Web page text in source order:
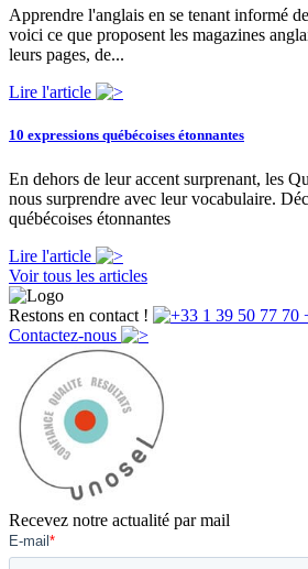
Apprendre l'anglais en se tenant informé
voici ce que proposent les magazines
leurs pages, de...
Lire l'article
10 expressions québécoises étonnantes
En dehors de leur accent surprenant, les
nous surprendre avec leur vocabulaire.
québécoises étonnantes
Lire l'article
Voir tous les articles
Restons en contact !
Contactez-nous
Recevez notre actualité par mail